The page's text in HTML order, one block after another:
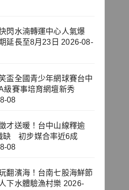
閃水湳轉運中心人氣爆
延長至8月23日 2026-08-
盃全國青少年網球賽台中
賽事培育網壇新秀
08
才送暖！台中山線釋逾
缺 初步媒合率近6成
08
翻濱海！台南七股海鮮節
下水體驗漁村樂 2026-